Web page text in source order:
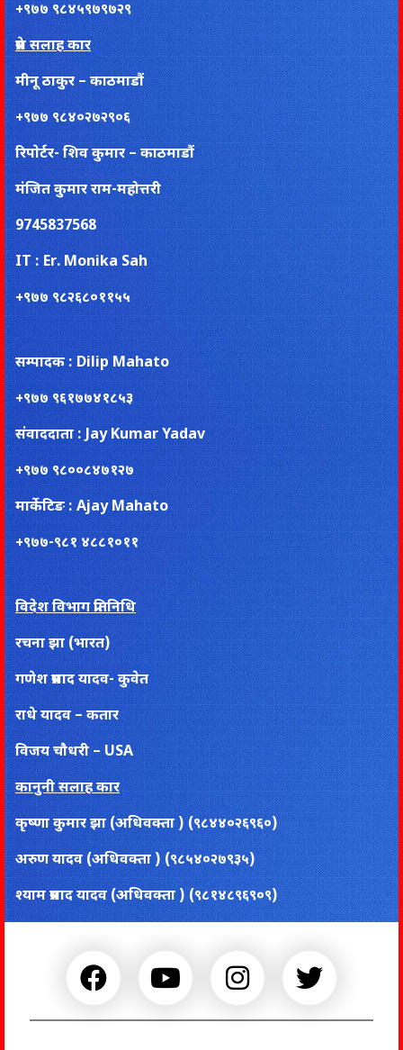
+९७७ ९८४५९७९७२९
प्रेस सलाह कार
मीनू ठाकुर – काठमाडौं
+९७७ ९८४०२७२९०६
रिपाेर्टर- शिव कुमार – काठमाडौं
मंजित कुमार राम-महोत्तरी
9745837568
IT : Er. Monika Sah
+९७७ ९८२६८०११५५
सम्पादक : Dilip Mahato
+९७७ ९६१७७४१८५३
संवाददाता : Jay Kumar Yadav
+९७७ ९८००८४७१२७
मार्केटिङ : Ajay Mahato
+९७७-९८१ ४८८१०११
विदेश विभाग प्रतिनिधि
रचना झा (भारत)
गणेश प्रसाद यादव- कुवेत
राधे यादव – कतार
विजय चाैधरी – USA
कानुनी सलाह कार
कृष्णा कुमार झा (अधिवक्ता ) (९८४४०२६९६०)
अरुण यादव (अधिवक्ता ) (९८५४०२७९३५)
श्याम प्रसाद यादव (अधिवक्ता ) (९८१४८९६९०९)